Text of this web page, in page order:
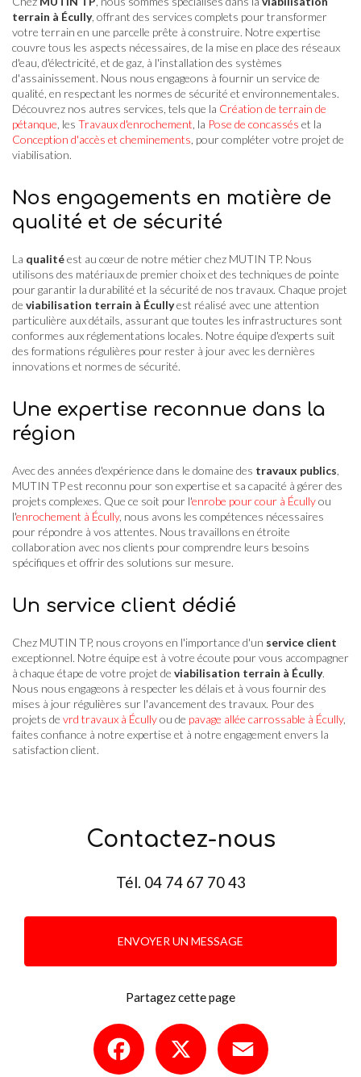
terrain à Écully, offrant des services complets pour transformer
votre terrain en une parcelle prête à construire. Notre expertise
couvre tous les aspects nécessaires, de la mise en place des réseaux
d'eau, d'électricité, et de gaz, à l'installation des systèmes
d'assainissement. Nous nous engageons à fournir un service de
qualité, en respectant les normes de sécurité et environnementales.
Découvrez nos autres services, tels que la Création de terrain de
pétanque , les Travaux d'enrochement , la Pose de concassés et la
Conception d'accès et cheminements , pour compléter votre projet de
viabilisation.
Nos engagements en matière de
qualité et de sécurité
La qualitéest au cœur de notre métier chez MUTIN TP. Nous
utilisons des matériaux de premier choix et des techniques de pointe
pour garantir la durabilité et la sécurité de nos travaux. Chaque projet
de viabilisation terrain à Écullyest réalisé avec une attention
particulière aux détails, assurant que toutes les infrastructures sont
conformes aux réglementations locales. Notre équipe d'experts suit
des formations régulières pour rester à jour avec les dernières
innovations et normes de sécurité.
Une expertise reconnue dans la
région
Avec des années d'expérience dans le domaine des travaux publics
MUTIN TP est reconnu pour son expertise et sa capacité à gérer des
projets complexes. Que ce soit pour l'enrobe pour cour à Écullyou
l'enrochement à Écully, nous avons les compétences nécessaires
pour répondre à vos attentes. Nous travaillons en étroite
collaboration avec nos clients pour comprendre leurs besoins
spécifiques et offrir des solutions sur mesure.
Un service client dédié
Chez MUTIN TP, nous croyons en l'importance d'un service client
exceptionnel. Notre équipe est à votre écoute pour vous accompagner
à chaque étape de votre projet de viabilisation terrain à Écully.
Nous nous engageons à respecter les délais et à vous fournir des
mises à jour régulières sur l'avancement des travaux. Pour des
projets de vrd travaux à Écullyou de pavage allée carrossable à Écully,
faites confiance à notre expertise et à notre engagement envers la
satisfaction client.
Contactez-nous
Tél. 04 74 67 70 43
ENVOYER UN MESSAGE
Partagez cette page
Facebook